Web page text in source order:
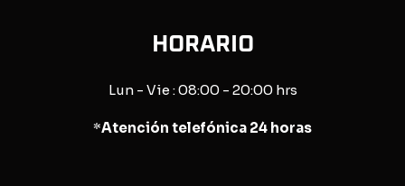
HORARIO
Lun - Vie : 08:00 - 20:00 hrs
*Atención telefónica 24 horas